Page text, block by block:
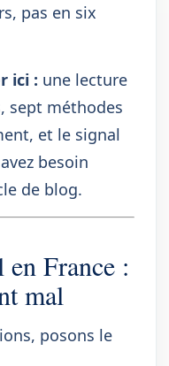
pas en six
ici : une lecture
sept méthodes
et le signal
besoin
de blog.
en France :
mal
posons le